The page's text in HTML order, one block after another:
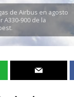
de Airbus en agosto
A330-900 de la